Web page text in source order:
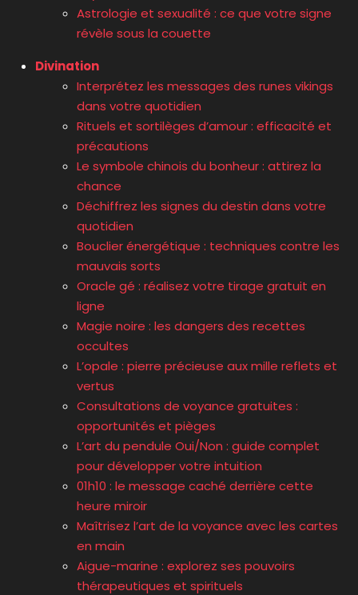
Astrologie et sexualité : ce que votre signe
révèle sous la couette
Divination
Interprétez les messages des runes vikings
dans votre quotidien
Rituels et sortilèges d’amour : efficacité et
précautions
Le symbole chinois du bonheur : attirez la
chance
Déchiffrez les signes du destin dans votre
quotidien
Bouclier énergétique : techniques contre les
mauvais sorts
Oracle gé : réalisez votre tirage gratuit en
ligne
Magie noire : les dangers des recettes
occultes
L’opale : pierre précieuse aux mille reflets et
vertus
Consultations de voyance gratuites :
opportunités et pièges
L’art du pendule Oui/Non : guide complet
pour développer votre intuition
01h10 : le message caché derrière cette
heure miroir
Maîtrisez l’art de la voyance avec les cartes
en main
Aigue-marine : explorez ses pouvoirs
thérapeutiques et spirituels